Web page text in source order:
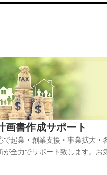
画書作成サポート
で起業・創業支援・事業拡大・
が全力でサポート致します。お
ａまでお問い合わせください